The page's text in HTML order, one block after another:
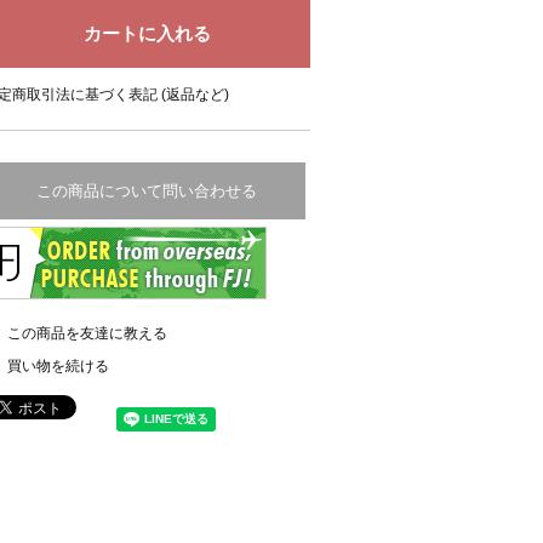
商取引法に基づく表記 (返品など)
この商品について問い合わせる
この商品を友達に教える
買い物を続ける